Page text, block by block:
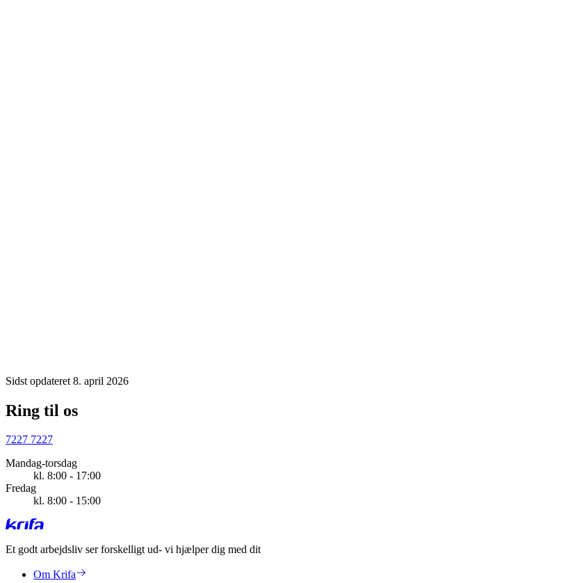
Sidst opdateret 8. april 2026
Ring til os
7227 7227
Mandag-torsdag
kl. 8:00 - 17:00
Fredag
kl. 8:00 - 15:00
Et godt arbejdsliv ser forskelligt ud- vi hjælper dig med dit
Om Krifa